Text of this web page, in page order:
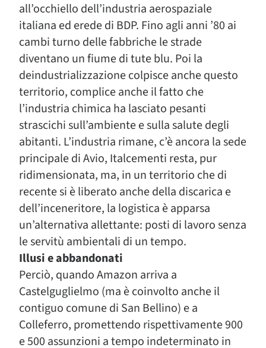
all’occhiello dell’industria aerospaziale
italiana ed erede di BDP. Fino agli anni ’80 ai
cambi turno delle fabbriche le strade
diventano un fiume di tute blu. Poi la
deindustrializzazione colpisce anche questo
territorio, complice anche il fatto che
l’industria chimica ha lasciato pesanti
strascichi sull’ambiente e sulla salute degli
abitanti. L’industria rimane, c’è ancora la sede
principale di Avio, Italcementi resta, pur
ridimensionata, ma, in un territorio che di
recente si è liberato anche della discarica e
dell’inceneritore, la logistica è apparsa
un’alternativa allettante: posti di lavoro senza
le servitù ambientali di un tempo.
Illusi e abbandonati
Perciò, quando Amazon arriva a
Castelguglielmo (ma è coinvolto anche il
contiguo comune di San Bellino) e a
Colleferro, promettendo rispettivamente 900
e 500 assunzioni a tempo indeterminato in